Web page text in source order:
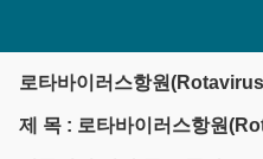
로타바이러스항원
제 목 : 로타바이러스항원